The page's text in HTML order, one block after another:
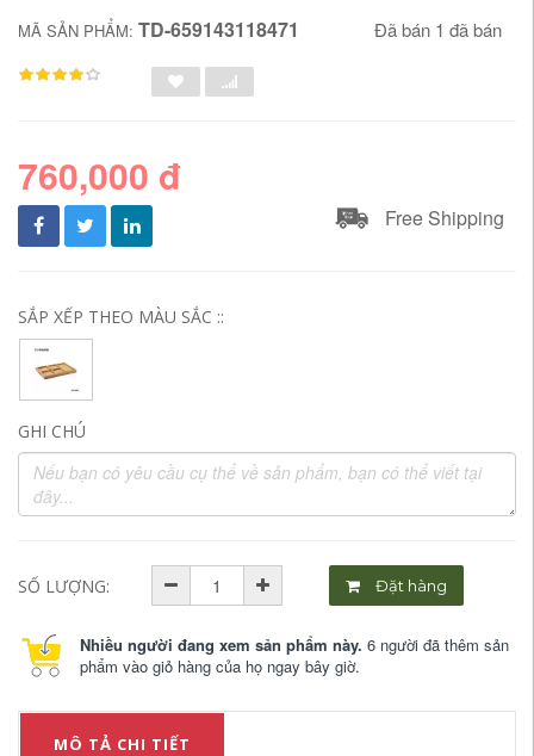
MÃ SẢN PHẨM: TD-659143118471 Đã bán 1 đã bán
760,000 đ
Free Shipping
SẮP XẾP THEO MÀU SẮC ::
GHI CHÚ
SỐ LƯỢNG: Đặt hàng
Nhiều người đang xem sản phẩm này. 6 người đã thêm sản
phẩm vào giỏ hàng của họ ngay bây giờ.
MÔ TẢ CHI TIẾT